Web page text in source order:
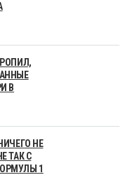
В
НЕ
ТАК С
1